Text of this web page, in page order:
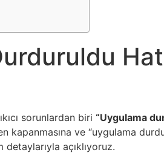
sorunlardan biri “Uygulama
kapanmasına ve “uygulama
açıklıyoruz.